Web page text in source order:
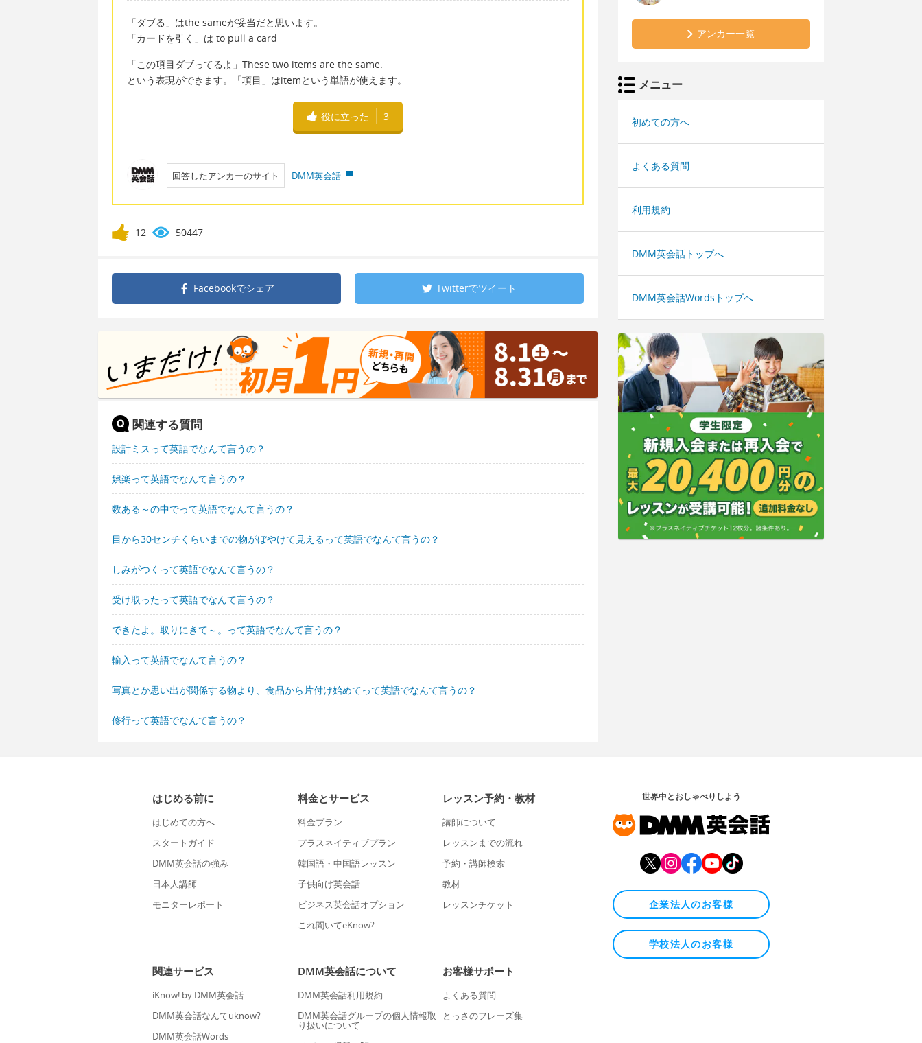
「ダブる」はthe sameが妥当だと思います。
「カードを引く」は to pull a card
「この項目ダブってるよ」These two items are the same.
という表現ができます。「項目」はitemという単語が使えます。
役に立った 3
回答したアンカーのサイト DMM英会話
12 50447
Facebookでシェア Twitterでツイート
関連する質問
設計ミスって英語でなんて言うの？
娯楽って英語でなんて言うの？
数ある～の中でって英語でなんて言うの？
目から30センチくらいまでの物がぼやけて見えるって英語でなんて言うの？
しみがつくって英語でなんて言うの？
受け取ったって英語でなんて言うの？
できたよ。取りにきて～。って英語でなんて言うの？
輸入って英語でなんて言うの？
写真とか思い出が関係する物より、食品から片付け始めてって英語でなんて言うの？
修行って英語でなんて言うの？
アンカー一覧
メニュー
初めての方へ
よくある質問
利用規約
DMM英会話トップへ
DMM英会話Wordsトップへ
はじめる前に
はじめての方へ
スタートガイド
DMM英会話の強み
日本人講師
モニターレポート
料金とサービス
料金プラン
プラスネイティブプラン
韓国語・中国語レッスン
子供向け英会話
ビジネス英会話オプション
これ聞いてeKnow?
レッスン予約・教材
講師について
レッスンまでの流れ
予約・講師検索
教材
レッスンチケット
関連サービス
iKnow! by DMM英会話
DMM英会話なんてuknow?
DMM英会話Words
DMM英会話について
DMM英会話利用規約
DMM英会話グループの個人情報取
り扱いについて
お客様サポート
よくある質問
とっさのフレーズ集
世界中とおしゃべりしよう
企業法人のお客様
学校法人のお客様